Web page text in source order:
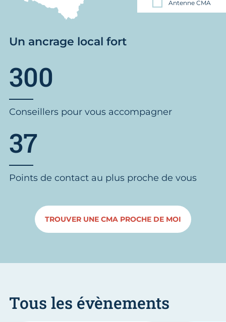
Antenne CMA
Un ancrage local fort
300
Conseillers pour vous accompagner
37
Points de contact au plus proche de vous
TROUVER UNE CMA PROCHE DE MOI
Tous les évènements